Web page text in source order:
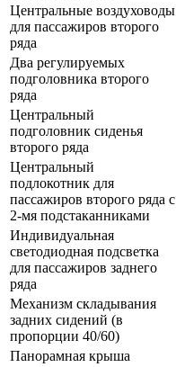
Центральные воздуховоды
для пассажиров второго
ряда
Два регулируемых
подголовника второго
ряда
Центральный
подголовник сиденья
второго ряда
Центральный
подлокотник для
пассажиров второго ряда с
2-мя подстаканниками
Индивидуальная
светодиодная подсветка
для пассажиров заднего
ряда
Механизм складывания
задних сидений (в
пропорции 40/60)
Панорамная крыша